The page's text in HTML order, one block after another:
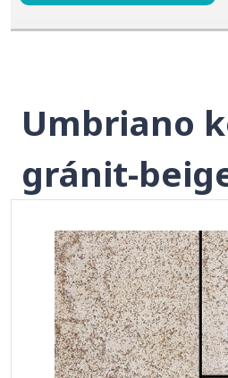
Umbriano
gránit-